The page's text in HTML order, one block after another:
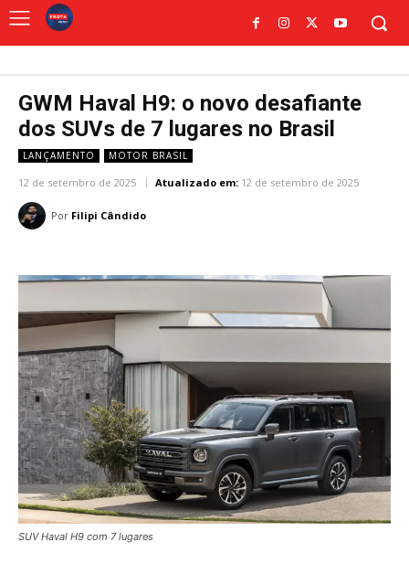
GWM Haval H9: o novo desafiante
dos SUVs de 7 lugares no Brasil
LANÇAMENTO MOTOR BRASIL
12 de setembro de 2025 Atualizado em: 12 de setembro de 2025
Por Filipi Cândido
SUV Haval H9 com 7 lugares